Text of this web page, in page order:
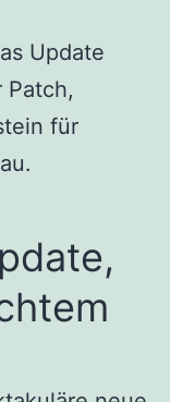
Update
für